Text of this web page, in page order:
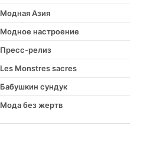
Модная Азия
Модное настроение
Пресс-релиз
Les Monstres sacres
Бабушкин сундук
Мода без жертв